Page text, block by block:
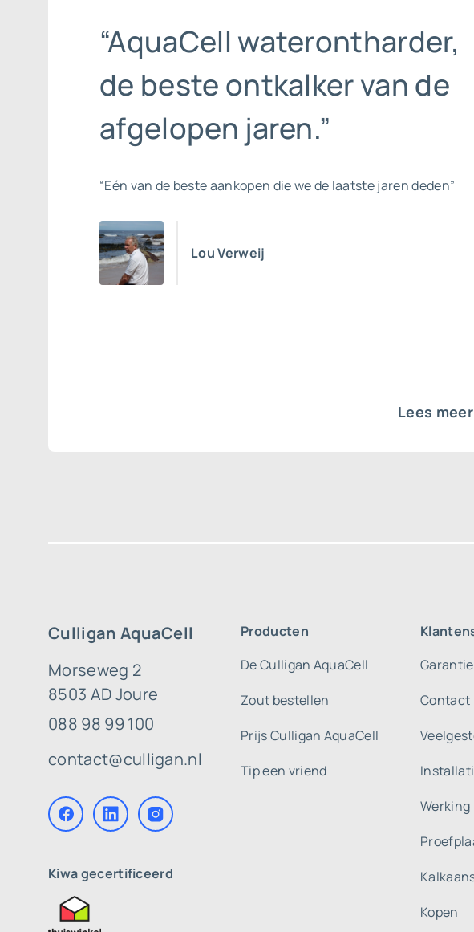
“AquaCell waterontharder,
de beste ontkalker van de
afgelopen jaren.”
“Eén van de beste aankopen die we de laatste jaren deden”
Lou Verweij
Lees meer
Culligan AquaCell
Morseweg 2
8503 AD Joure
088 98 99 100
contact@culligan.nl
Kiwa gecertificeerd
Producten
De Culligan AquaCell
Zout bestellen
Prijs Culligan AquaCell
Tip een vriend
Garantie
Contact
Werking
Kopen